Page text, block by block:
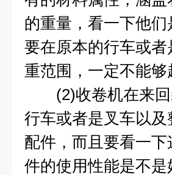
的重量，看一下他
要在原本的行车或
重范围，一定不能够
(2)收卷机在来回
行车或者是叉车以
配件，而且要看一
件的使用性能是不是